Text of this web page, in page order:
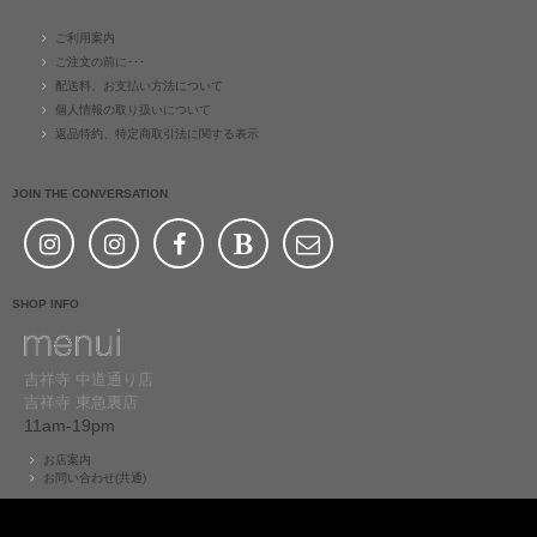
ご利用案内
ご注文の前に･･･
配送料、お支払い方法について
個人情報の取り扱いについて
返品特約、特定商取引法に関する表示
JOIN THE CONVERSATION
SHOP INFO
吉祥寺 中道通り店
吉祥寺 東急裏店
11am-19pm
お店案内
お問い合わせ(共通)